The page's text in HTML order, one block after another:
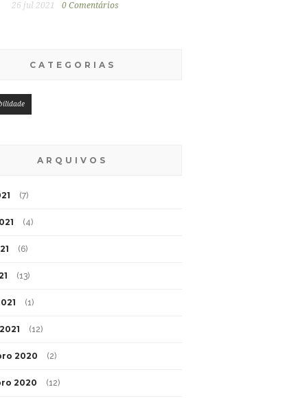
26 jul 2021 0 Comentários
CATEGORIAS
ARQUIVOS
(7)
(4)
(6)
(13)
(1)
(12)
2020 (2)
2020 (12)